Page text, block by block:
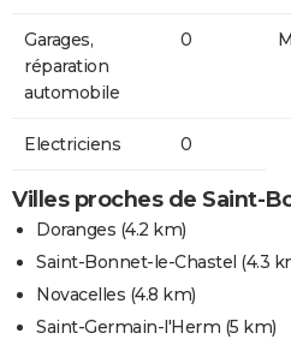
Garages,
réparation
automobile
0
Electriciens 0
Villes proches de Saint-
Doranges (4.2 km)
Saint-Bonnet-le-Chastel (4.3
Novacelles (4.8 km)
Saint-Germain-l'Herm (5 km)